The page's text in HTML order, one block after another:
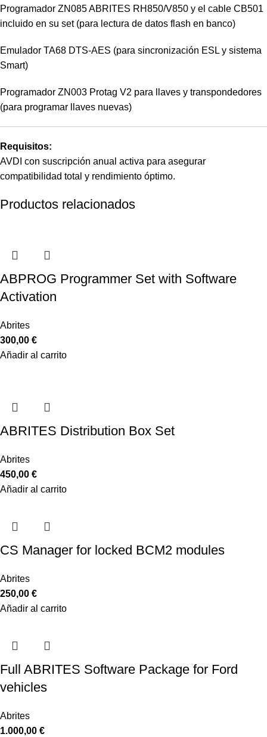
Programador ZN085 ABRITES RH850/V850 y el cable CB501
incluido en su set (para lectura de datos flash en banco)
Emulador TA68 DTS-AES (para sincronización ESL y sistema
Smart)
Programador ZN003 Protag V2 para llaves y transpondedores
(para programar llaves nuevas)
Requisitos:
AVDI con suscripción anual activa para asegurar
compatibilidad total y rendimiento óptimo.
Productos relacionados
ABPROG Programmer Set with Software
Activation
Abrites
300,00 €
Añadir al carrito
ABRITES Distribution Box Set
Abrites
450,00 €
Añadir al carrito
CS Manager for locked BCM2 modules
Abrites
250,00 €
Añadir al carrito
Full ABRITES Software Package for Ford
vehicles
Abrites
1.000,00 €